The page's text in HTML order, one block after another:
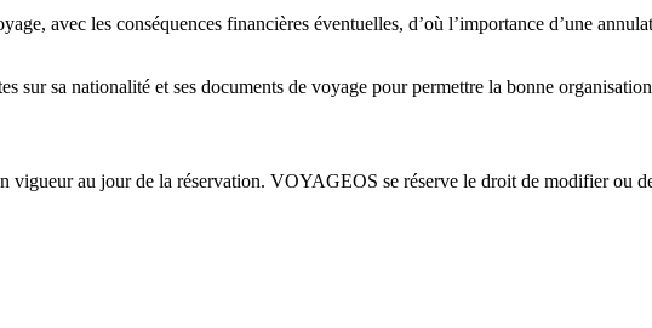
avec les conséquences financières éventuelles, d’où l’importance d’une
sur sa nationalité et ses documents de voyage pour permettre la bonne
vigueur au jour de la réservation. VOYAGEOS se réserve le droit de modifier ou